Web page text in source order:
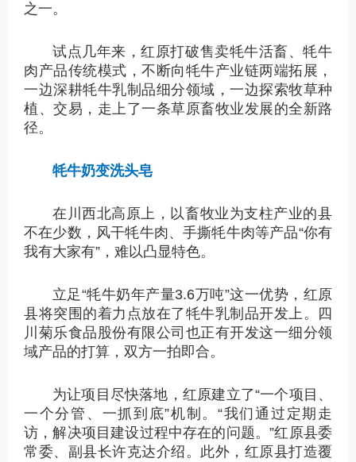
之一。
试点几年来，红原打破售卖牦牛活畜、牦牛
肉产品传统模式，不断向牦牛产业链两端拓展，
一边深耕牦牛乳制品细分领域，一边探索牧草种
植、交易，走上了一条草原畜牧业发展的全新路
径。
牦牛奶变洗头皂
在川西北高原上，以畜牧业为支柱产业的县
不在少数，风干牦牛肉、手撕牦牛肉等产品“你有
我有大家有”，难以凸显特色。
立足“牦牛奶年产量3.6万吨”这一优势，红原
县将突围的着力点放在了牦牛乳制品开发上。四
川菊乐食品股份有限公司也正有开发这一细分领
域产品的打算，双方一拍即合。
为让项目尽快落地，红原建立了“一个项目、
一个分管、一抓到底”机制。“我们通过定期走
访，解决项目建设过程中存在的问题。”红原县委
常委、副县长许克达介绍。此外，红原县打造覆